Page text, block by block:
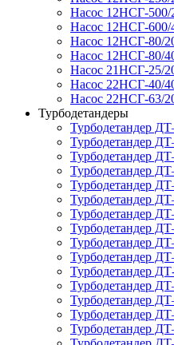
Насос 12НСГ-500/
Насос 12НСГ-600/
Насос 12НСГ-80/
Насос 12НСГ-80/
Насос 21НСГ-25/
Насос 22НСГ-40/
Насос 22НСГ-63/
Турбодетандеры
Турбодетандер
Турбодетандер
Турбодетандер
Турбодетандер
Турбодетандер
Турбодетандер
Турбодетандер
Турбодетандер
Турбодетандер
Турбодетандер
Турбодетандер
Турбодетандер
Турбодетандер
Турбодетандер
Турбодетандер